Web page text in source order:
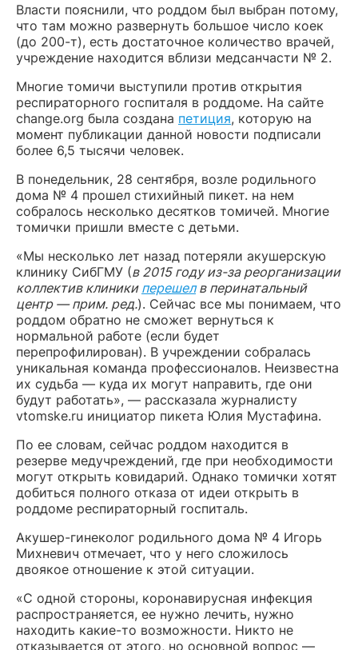
Власти пояснили, что роддом был выбран потому,
что там можно развернуть большое число коек
(до 200-т), есть достаточное количество врачей,
учреждение находится вблизи медсанчасти № 2.
Многие томичи выступили против открытия
респираторного госпиталя в роддоме. На сайте
change.org была создана петиция, которую на
момент публикации данной новости подписали
более 6,5 тысячи человек.
В понедельник, 28 сентября, возле родильного
дома № 4 прошел стихийный пикет. на нем
собралось несколько десятков томичей. Многие
томички пришли вместе с детьми.
«Мы несколько лет назад потеряли акушерскую
клинику СибГМУ (в 2015 году из-за реорганизации
коллектив клиники перешелв перинатальный
центр — прим. ред.). Сейчас все мы понимаем, что
роддом обратно не сможет вернуться к
нормальной работе (если будет
перепрофилирован). В учреждении собралась
уникальная команда профессионалов. Неизвестна
их судьба — куда их могут направить, где они
будут работать», — рассказала журналисту
vtomske.ru инициатор пикета Юлия Мустафина.
По ее словам, сейчас роддом находится в
резерве медучреждений, где при необходимости
могут открыть ковидарий. Однако томички хотят
добиться полного отказа от идеи открыть в
роддоме респираторный госпиталь.
Акушер-гинеколог родильного дома № 4 Игорь
Михневич отмечает, что у него сложилось
двоякое отношение к этой ситуации.
«С одной стороны, коронавирусная инфекция
распространяется, ее нужно лечить, нужно
находить какие-то возможности. Никто не
отказывается от этого, но основной вопрос —